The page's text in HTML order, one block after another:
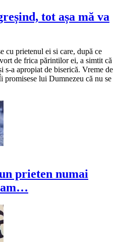
tot așa mă va
cu prietenul ei si care, după ce
de frica părintilor ei, a simtit că
s-a apropiat de biserică. Vreme de
promisese lui Dumnezeu că nu se
prieten numai
am…